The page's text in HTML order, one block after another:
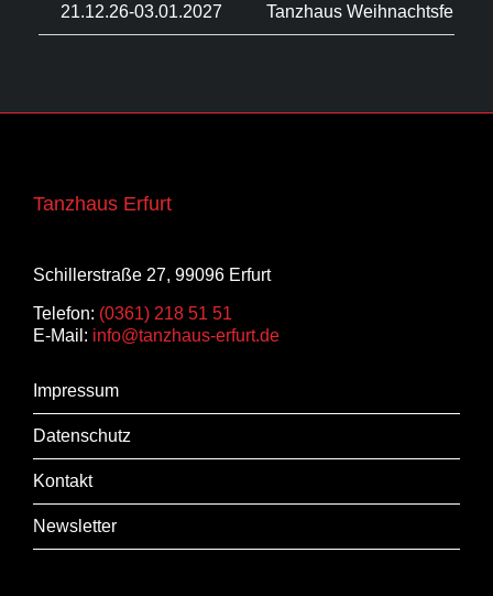
21.12.26-03.01.2027 Tanzhaus Weihnachtsferien
Tanzhaus Erfurt
Schillerstraße 27, 99096 Erfurt
Telefon: (0361) 218 51 51
E-Mail: info@tanzhaus-erfurt.de
Impressum
Datenschutz
Kontakt
Newsletter